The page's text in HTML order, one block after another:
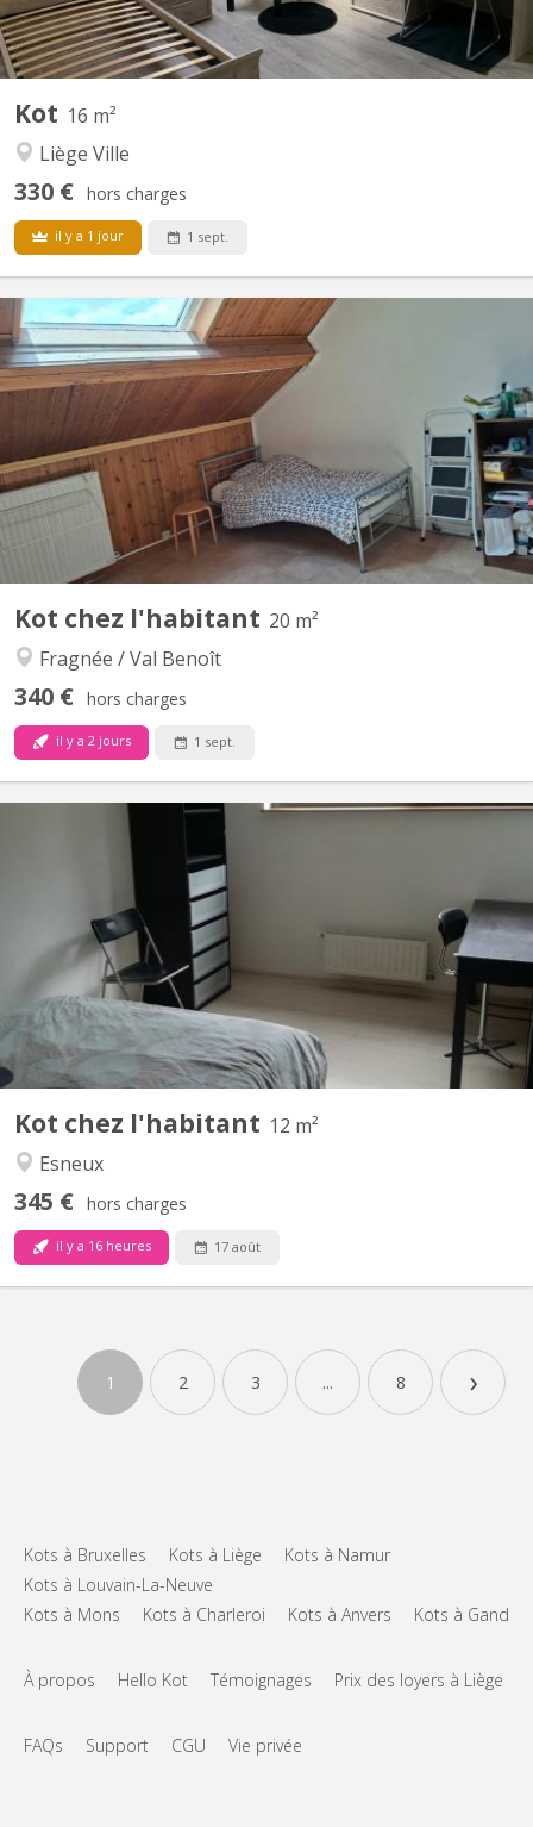
Kot 16 m²
Liège Ville
330 € hors charges
il y a 1 jour 1 sept.
KL 14912
Il reste 2 chambres pour étudiantes sur 6 de mon immeuble. Il
est idéalement situé dans l’hyper centre de Liège, à 4 minutes à
pied de l’opéra, au dessus de la gare Saint Lambert (2 min). Il
jouxte l’école de joaillerie Léon Mignon. Les chambres disposent
de tout le mobilier nécessaire (lit,...
Kot chez l'habitant 20 m²
Fragnée / Val Benoît
340 € hors charges
il y a 2 jours 1 sept.
KL 6149
Chambre meublée au 3ème étage disposant d'une salle bain et
d'une cuisine équipée à partager. Connexion internet. Pas de
domiciliation
Kot chez l'habitant 12 m²
Esneux
345 € hors charges
il y a 16 heures 17 août
Chambre meublée chez l'habitant, parking, entrée extérieure
indépendante, cuisine et salle de bain/douche, jardin, dans un
environnement résidentiel et calme. Proche du campus du Sart-
1 2 3 ... 8 ›
Kots à Bruxelles Kots à Liège
Kots à Namur
Kots à Louvain-La-Neuve
Kots à Mons
Kots à Charleroi Kots à Anvers Kots à Gand
À propos Hello Kot Témoignages Prix des loyers à Liège
FAQs Support CGU Vie privée